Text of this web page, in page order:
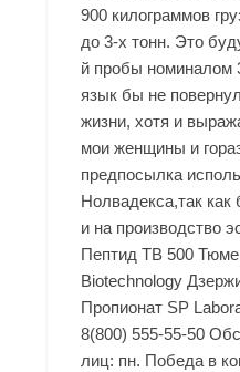
900 килограммов
до 3-х тонн. Это
й пробы номиналом
язык бы не
жизни, хотя и
мои женщины и
предпосылка
Нолвадекса,так как
и на производство
Пептид TB 500
Biotechnology
Пропионат SP
8(800) 555-55-50
лиц: пн. Победа в